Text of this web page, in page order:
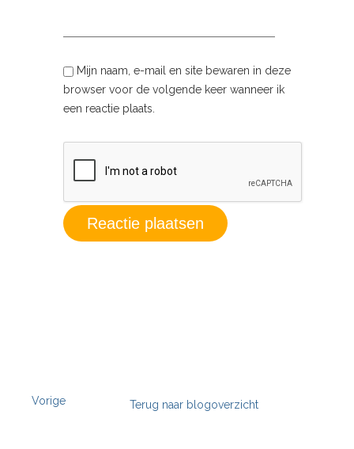
Mijn naam, e-mail en site bewaren in deze
browser voor de volgende keer wanneer ik
een reactie plaats.
Vorige Terug naar blogoverzicht